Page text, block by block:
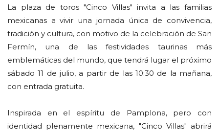
La plaza de toros "Cinco Villas" invita a las familias
mexicanas a vivir una jornada única de convivencia,
tradición y cultura, con motivo de la celebración de San
Fermín, una de las festividades taurinas más
emblemáticas del mundo, que tendrá lugar el próximo
sábado 11 de julio, a partir de las 10:30 de la mañana,
con entrada gratuita.
Inspirada en el espíritu de Pamplona, pero con
identidad plenamente mexicana, "Cinco Villas" abrirá